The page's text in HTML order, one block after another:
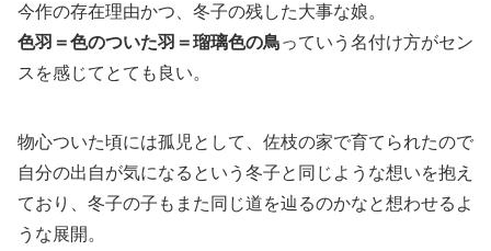
今作の存在理由かつ、冬子の残した大事な娘。
色羽＝色のついた羽＝瑠璃色の鳥っていう名付け方がセン
スを感じてとても良い。
物心ついた頃には孤児として、佐枝の家で育てられたので
自分の出自が気になるという冬子と同じような想いを抱え
ており、冬子の子もまた同じ道を辿るのかなと想わせるよ
うな展開。